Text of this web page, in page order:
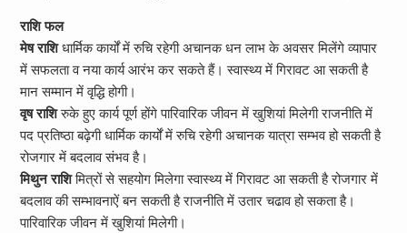
राशि फल
मेष राशिधार्मिक कार्यों में रुचि रहेगी अचानक धन लाभ के अवसर मिलेंगे व्यापार
में सफलता व नया कार्य आरंभ कर सकते हैं। स्वास्थ्य में गिरावट आ सकती है
मान सम्मान में वृद्धि होगी।
वृष राशिरुके हुए कार्य पूर्ण होंगे पारिवारिक जीवन में खुशियां मिलेगी राजनीति में
पद प्रतिष्ठा बढ़ेगी धार्मिक कार्यों में रुचि रहेगी अचानक यात्रा सम्भव हो सकती है
रोजगार में बदलाव संभव है।
मिथुन राशिमित्रों से सहयोग मिलेगा स्वास्थ्य में गिरावट आ सकती है रोजगार में
बदलाव की सम्भावनाऐं बन सकती है राजनीति में उतार चढाव हो सकता है।
पारिवारिक जीवन में खुशियां मिलेगी।